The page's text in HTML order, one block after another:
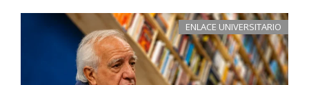
ENLACE UNIVERSITARIO